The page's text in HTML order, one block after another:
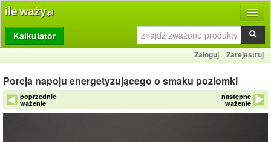
Produkty
Dziennik
Przelicznik
Porównywarka
Kalkulator
Zaloguj Zarejestruj
Porcja napoju energetyzującego o smaku poziomki
poprzednie
ważenie
następne
ważenie